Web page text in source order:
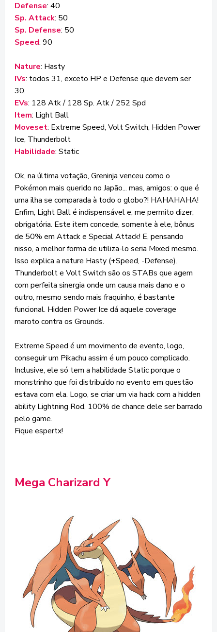
Defense: 40
Sp. Attack: 50
Sp. Defense: 50
Speed: 90
Nature: Hasty
IVs: todos 31, exceto HP e Defense que devem ser
30.
EVs: 128 Atk / 128 Sp. Atk / 252 Spd
Item: Light Ball
Moveset: Extreme Speed, Volt Switch, Hidden Power
Ice, Thunderbolt
Habilidade: Static
Ok, na última votação, Greninja venceu como o
Pokémon mais querido no Japão... mas, amigos: o que é
uma ilha se comparada à todo o globo?! HAHAHAHA!
Enfim, Light Ball é indispensável e, me permito dizer,
obrigatória. Este item concede, somente à ele, bônus
de 50% em Attack e Special Attack! E, pensando
nisso, a melhor forma de utiliza-lo seria Mixed mesmo.
Isso explica a nature Hasty (+Speed, -Defense).
Thunderbolt e Volt Switch são os STABs que agem
com perfeita sinergia onde um causa mais dano e o
outro, mesmo sendo mais fraquinho, é bastante
funcional. Hidden Power Ice dá aquele coverage
maroto contra os Grounds.
Extreme Speed é um movimento de evento, logo,
conseguir um Pikachu assim é um pouco complicado.
Inclusive, ele só tem a habilidade Static porque o
monstrinho que foi distribuído no evento em questão
estava com ela. Logo, se criar um via hack com a hidden
ability Lightning Rod, 100% de chance dele ser barrado
pelo game.
Fique espertx!
Mega Charizard Y